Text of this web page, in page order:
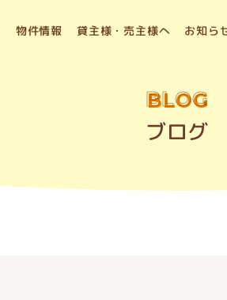
物件情報 貸主様・売主様へ お知ら
BLOG
ブログ